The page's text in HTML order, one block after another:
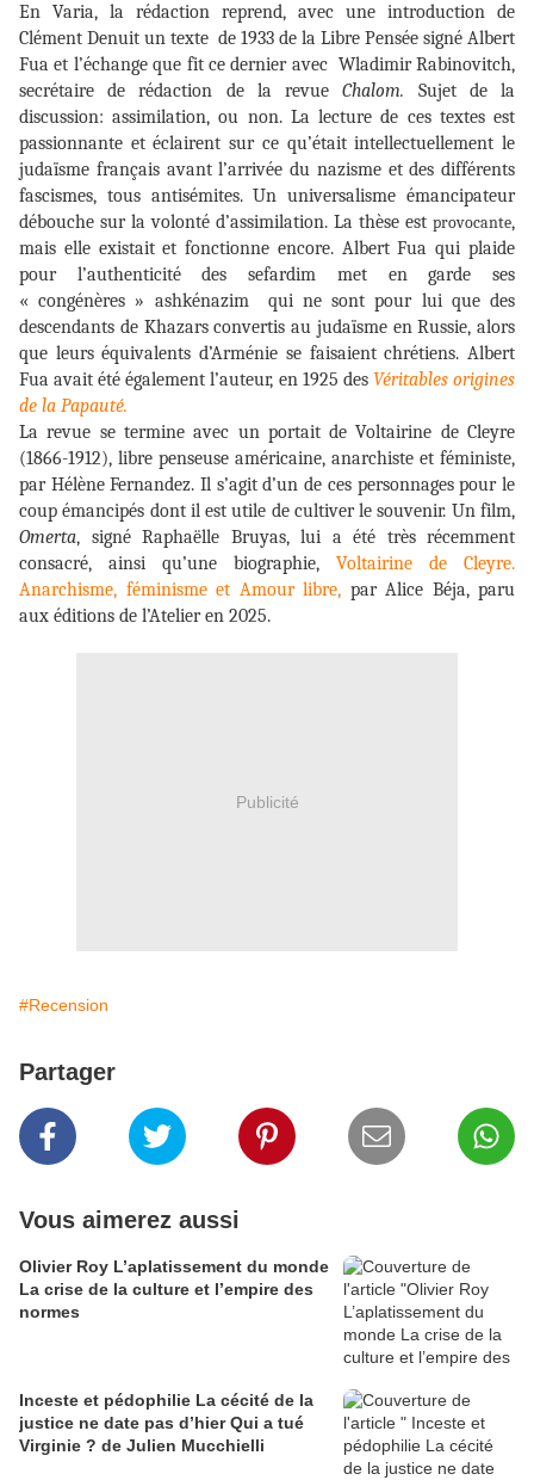
En Varia, la rédaction reprend, avec une introduction de
Clément Denuit un texte de 1933 de la Libre Pensée signé Albert
Fua et l’échange que fit ce dernier avec Wladimir Rabinovitch,
secrétaire de rédaction de la revueChalom. Sujet de la
discussion: assimilation, ou non. La lecture de ces textes est
passionnante et éclairent sur ce qu’était intellectuellement le
judaïsme français avant l’arrivée du nazisme et des différents
fascismes, tous antisémites. Un universalisme émancipateur
débouche sur la volonté d’assimilation. La thèse est provocante,
mais elle existait et fonctionne encore. Albert Fua qui plaide
pour l’authenticité des sefardim met en garde ses
« congénères » ashkénazim qui ne sont pour lui que des
descendants de Khazars convertis au judaïsme en Russie, alors
que leurs équivalents d’Arménie se faisaient chrétiens. Albert
Fua avait été également l’auteur, en 1925 des Véritables origines
de la Papauté.
La revue se termine avec un portait de Voltairine de Cleyre
(1866-1912), libre penseuse américaine, anarchiste et féministe,
par Hélène Fernandez. Il s’agit d’un de ces personnages pour le
coup émancipés dont il est utile de cultiver le souvenir. Un film,
Omerta, signé Raphaëlle Bruyas, lui a été très récemment
consacré, ainsi qu’une biographie, Voltairine de Cleyre.
Anarchisme, féminisme et Amour libre, par Alice Béja, paru
aux éditions de l’Atelier en 2025.
Publicité
#Recension
Partager
Vous aimerez aussi
Olivier Roy L’aplatissement du monde
La crise de la culture et l’empire des
normes
Inceste et pédophilie La cécité de la
justice ne date pas d’hier Qui a tué
Virginie ? de Julien Mucchielli